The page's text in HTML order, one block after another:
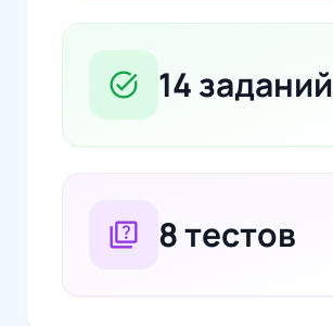
task_alt 14 заданий
quiz 8 тестов